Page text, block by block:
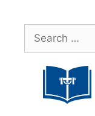
contentSearch
for: